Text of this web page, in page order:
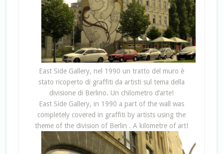
East Side Gallery, nel 1990 un tratto del muro è
stato ricoperto di graffiti da artisti sul tema della
divisione di Berlino. Un chilometro d’arte!
East Side Gallery, in 1990 a part of the wall was
completely covered in graffiti by artists using the
theme of the division of Berlin . A kilometre of art!